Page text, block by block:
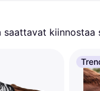
kiinnostaa